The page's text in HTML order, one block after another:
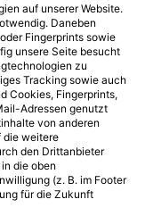
auf unserer Website.
Daneben
Fingerprints sowie
unsere Seite besucht
zu
Tracking sowie auch
Cookies, Fingerprints,
Adressen genutzt
von anderen
die weitere
den Drittanbieter
die oben
(z. B. im Footer
für die Zukunft